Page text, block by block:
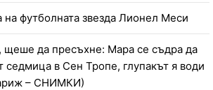
футболната звезда Лионел Меси
щеше да пресъхне: Мара се съдра да
седмица в Сен Тропе, глупакът я води
– СНИМКИ)